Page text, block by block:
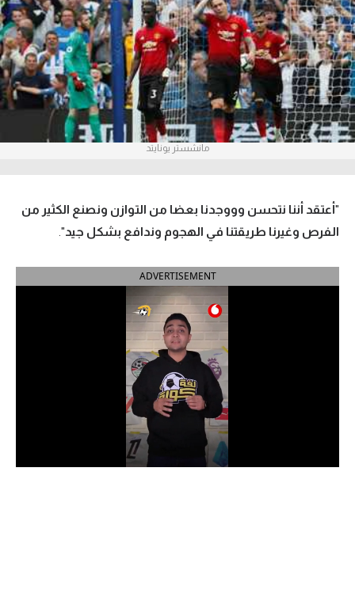
آراء حرة
ركن الألعاب
بطولات
أمريكا 2026
الدوري الإنجليزي الممتاز
الدوري الإسباني
الدوري السعودي للمحترفين
مانشستر يونايتد
"أعتقد أننا نتحسن وووجدنا بعضا من التوازن ونصنع الكثير من
الفرص وغيرنا طريقتنا في الهجوم وندافع بشكل جيد".
ADVERTISEMENT